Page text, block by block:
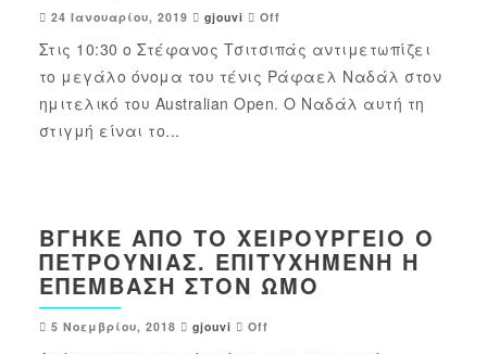
24 Ιανουαρίου, 2019 gjouvi Off
Στις 10:30 ο Στέφανος Τσιτσιπάς αντιμετωπίζει
το μεγάλο όνομα του τένις Ράφαελ Ναδάλ στον
ημιτελικό του Australian Open. Ο Ναδάλ αυτή τη
στιγμή είναι το...
ΒΓΉΚΕ ΑΠΌ ΤΟ ΧΕΙΡΟΥΡΓΕΊΟ Ο
ΠΕΤΡΟΎΝΙΑΣ. ΕΠΙΤΥΧΗΜΈΝΗ Η
ΕΠΈΜΒΑΣΗ ΣΤΟΝ ΏΜΟ
5 Νοεμβρίου, 2018 gjouvi Off